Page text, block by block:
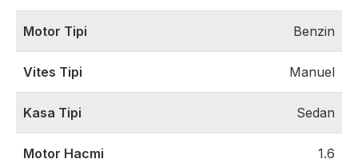
Motor Tipi Benzin
Vites Tipi Manuel
Kasa Tipi Sedan
Motor Hacmi 1.6